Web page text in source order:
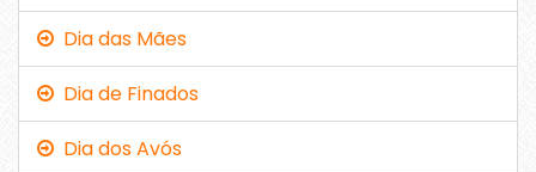
Dia das Mães
Dia de Finados
Dia dos Avós